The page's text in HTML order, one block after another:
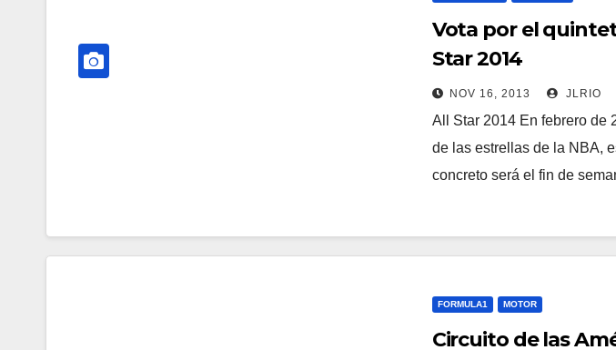
Vota por el
Star 2014
NOV 16, 2013 JLRIO
All Star 2014 En febrero de
de las estrellas de la NBA,
concreto será el fin de
FORMULA1 MOTOR
Circuito de las